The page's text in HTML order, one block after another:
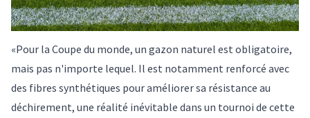
«Pour la Coupe du monde, un gazon naturel est obligatoire,
mais pas n'importe lequel. Il est notamment renforcé avec
des fibres synthétiques pour améliorer sa résistance au
déchirement, une réalité inévitable dans un tournoi de cette